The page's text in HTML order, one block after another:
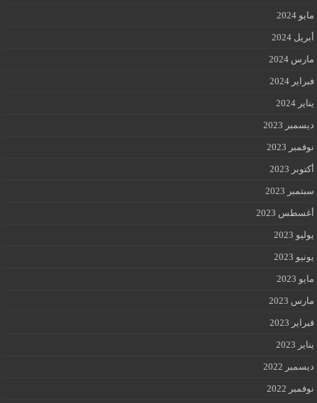
مايو 2024
أبريل 2024
مارس 2024
فبراير 2024
يناير 2024
ديسمبر 2023
نوفمبر 2023
أكتوبر 2023
سبتمبر 2023
أغسطس 2023
يوليو 2023
يونيو 2023
مايو 2023
مارس 2023
فبراير 2023
يناير 2023
ديسمبر 2022
نوفمبر 2022